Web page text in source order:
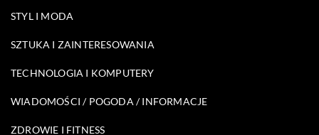
STYL I MODA
SZTUKA I ZAINTERESOWANIA
TECHNOLOGIA I KOMPUTERY
WIADOMOŚCI / POGODA / INFORMACJE
ZDROWIE I FITNESS